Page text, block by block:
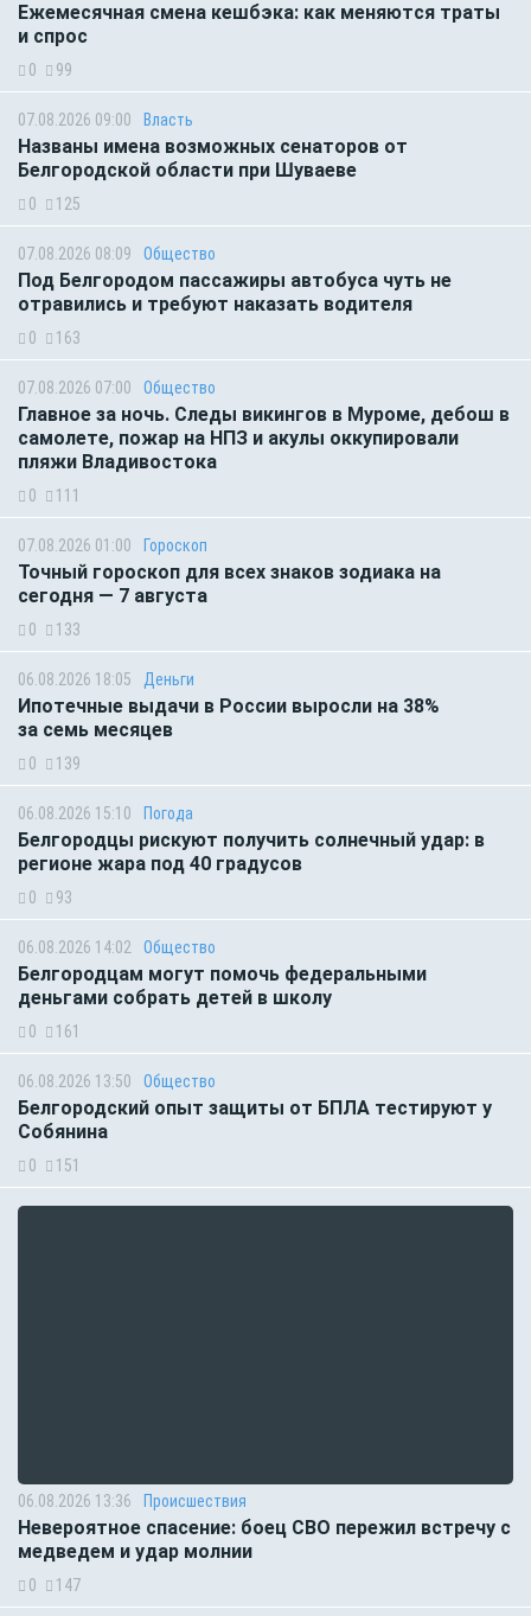
Ежемесячная смена кешбэка: как меняются траты
и спрос
0 99
07.08.2026 09:00 Власть
Названы имена возможных сенаторов от
Белгородской области при Шуваеве
0 125
07.08.2026 08:09 Общество
Под Белгородом пассажиры автобуса чуть не
отравились и требуют наказать водителя
0 163
07.08.2026 07:00 Общество
Главное за ночь. Следы викингов в Муроме, дебош в
самолете, пожар на НПЗ и акулы оккупировали
пляжи Владивостока
0 111
07.08.2026 01:00 Гороскоп
Точный гороскоп для всех знаков зодиака на
сегодня — 7 августа
0 133
06.08.2026 18:05 Деньги
Ипотечные выдачи в России выросли на 38%
за семь месяцев
0 139
06.08.2026 15:10 Погода
Белгородцы рискуют получить солнечный удар: в
регионе жара под 40 градусов
0 93
06.08.2026 14:02 Общество
Белгородцам могут помочь федеральными
деньгами собрать детей в школу
0 161
06.08.2026 13:50 Общество
Белгородский опыт защиты от БПЛА тестируют у
Собянина
0 151
06.08.2026 13:36 Происшествия
Невероятное спасение: боец СВО пережил встречу с
медведем и удар молнии
0 147